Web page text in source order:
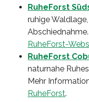
RuheForst
ruhige
RuheForst-
RuheForst
naturnahe
Mehr
RuheForst.